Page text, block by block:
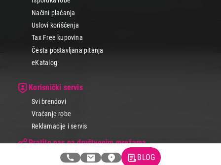
Načini plaćanja
Uslovi korišćenja
Tax Free kupovina
Česta postavljana pitanja
eKatalog
Korisnički servis
Svi brendovi
Vraćanje robe
Reklamacije i servis
Pratite nas na društvenim mrežama
BLOG